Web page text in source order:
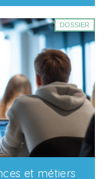
DOSSIER
et métiers